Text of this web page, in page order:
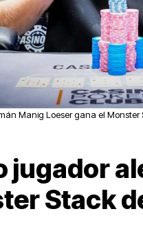
Manig Loeser gana el Monster
jugador
Stack